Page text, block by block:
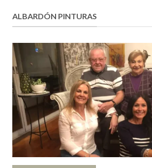
ALBARDÓN PINTURAS